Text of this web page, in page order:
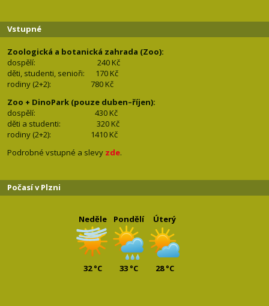
Vstupné
Zoologická a botanická zahrada (Zoo):
dospělí:
240 Kč
děti, studenti, senioři: 170 Kč
rodiny (2+2): 780 Kč
Zoo + DinoPark (pouze duben–říjen):
dospělí: 430 Kč
děti a studenti: 320 Kč
rodiny (2+2): 1410 Kč
Podrobné vstupné a slevy zde.
Počasí v Plzni
Neděle
32 °C
Pondělí
33 °C
Úterý
28 °C